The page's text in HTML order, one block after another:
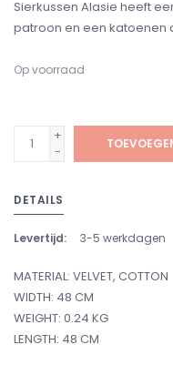
Sierkussen Alasie heeft
patroon en een katoenen
Op voorraad
+
-
DETAILS
Levertijd: 3-5 werkdagen
MATERIAL: VELVET, COTTON
WIDTH: 48 CM
WEIGHT: 0.24 KG
LENGTH: 48 CM